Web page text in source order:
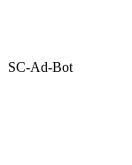
SC-Ad-Bot